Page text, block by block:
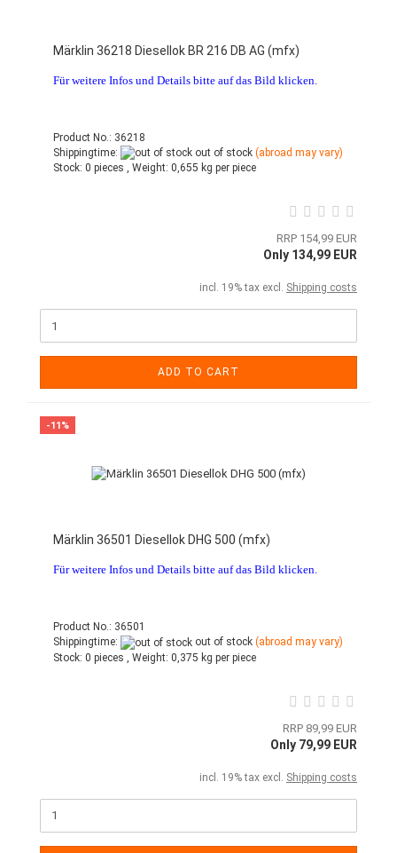
Märklin 36218 Diesellok BR 216 DB AG (mfx)
Für weitere Infos und Details bitte auf das Bild klicken.
Product No.: 36218
Shippingtime:
out of stock (abroad may vary)
Stock: 0 pieces , Weight: 0,655 kg per piece
RRP 154,99 EUR
Only 134,99 EUR
incl. 19% tax excl. Shipping costs
ADD TO CART
-11%
Märklin 36501 Diesellok DHG 500 (mfx)
Für weitere Infos und Details bitte auf das Bild klicken.
Product No.: 36501
Shippingtime:
out of stock (abroad may vary)
Stock: 0 pieces , Weight: 0,375 kg per piece
RRP 89,99 EUR
Only 79,99 EUR
incl. 19% tax excl. Shipping costs